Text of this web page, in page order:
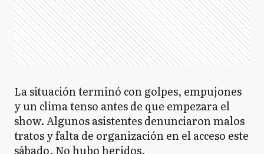
​La situación terminó con golpes, empujones
y un clima tenso antes de que empezara el
show. ​Algunos asistentes denunciaron malos
tratos y falta de organización en el acceso este
sábado. No hubo heridos.